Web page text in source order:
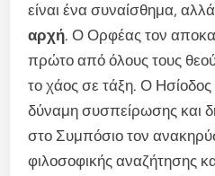
είναι ένα συναίσθημα, αλλά
αρχή. Ο Ορφέας τον
πρώτο από όλους τους
το χάος σε τάξη. Ο Ησίοδος
δύναμη συσπείρωσης και
στο Συμπόσιο τον
φιλοσοφικής αναζήτησης